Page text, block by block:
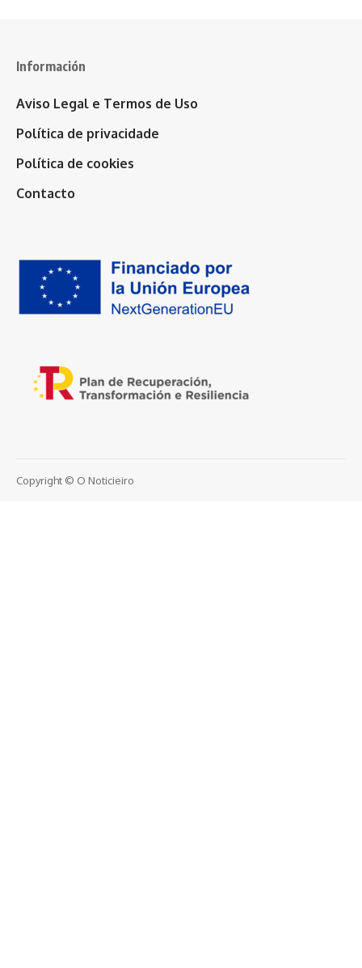
Información
Aviso Legal e Termos de Uso
Política de privacidade
Política de cookies
Contacto
Copyright © O Noticieiro